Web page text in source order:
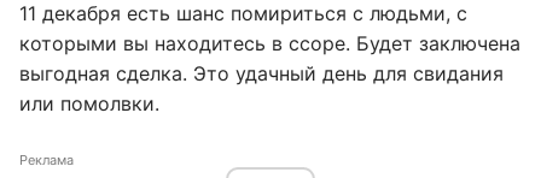
11 декабря есть шанс помириться с людьми, с
которыми вы находитесь в ссоре. Будет заключена
выгодная сделка. Это удачный день для свидания
или помолвки.
Реклама